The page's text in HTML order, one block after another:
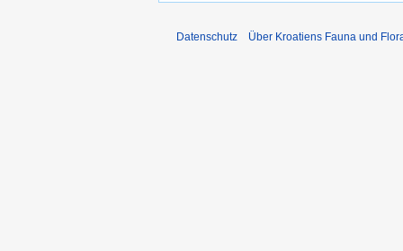
Datenschutz Über Kroatiens Fauna und